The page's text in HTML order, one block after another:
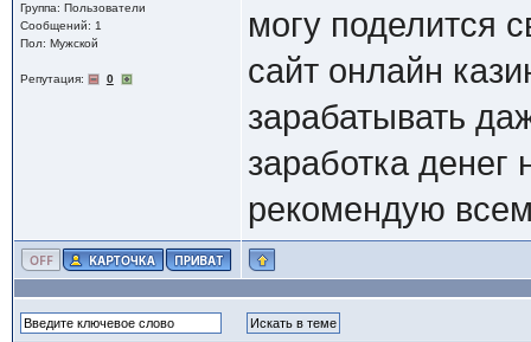
Группа: Пользователи
Сообщений: 1
Пол: Мужской
Репутация: 0
могу поделится
сайт онлайн
зарабатывать
заработка денег
рекомендую